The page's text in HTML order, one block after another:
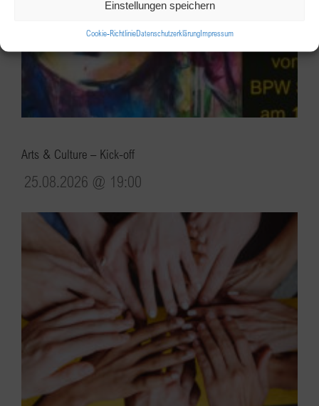
Einstellungen speichern
Cookie-RichtlinieDatenschutzerklärungImpressum
Arts & Culture – Kick-off
25.08.2026 @ 19:00